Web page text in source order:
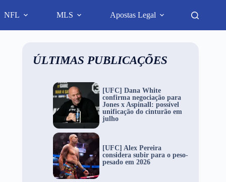
NFL MLS Apostas Legal
ÚLTIMAS PUBLICAÇÕES
[UFC] Dana White
confirma negociação para
Jones x Aspinall: possível
unificação do cinturão em
julho
[UFC] Alex Pereira
considera subir para o peso-
pesado em 2026